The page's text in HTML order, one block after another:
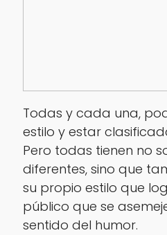
Todas y cada una,
estilo y estar
Pero todas tienen no
diferentes, sino que
su propio estilo que
público que se
sentido del humor.